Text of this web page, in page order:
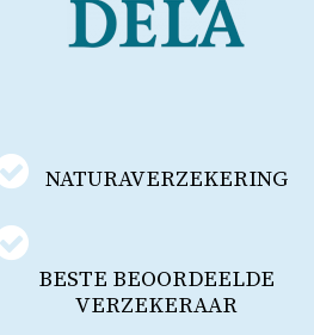
NATURAVERZEKERING
BESTE BEOORDEELDE
VERZEKERAAR